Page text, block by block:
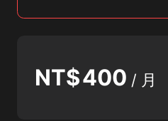
NT$400 / 月